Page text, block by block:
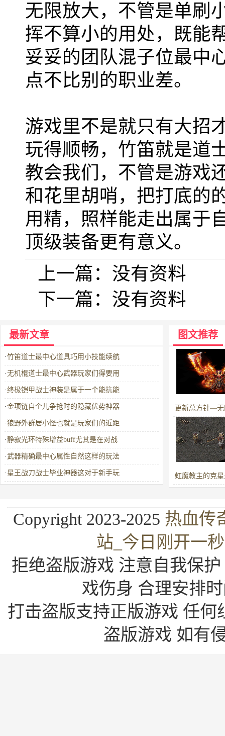
无限放大，不管是单刷
挥不算小的用处，既能
妥妥的团队混子位最中
点不比别的职业差。
游戏里不是就只有大招
玩得顺畅，竹笛就是道
教会我们，不管是游戏
和花里胡哨，把打底的
用精，照样能走出属于
顶级装备更有意义。
上一篇： 没有资料
下一篇： 没有资料
最新文章
·竹笛道士最中心道具巧用小技能续航
·无机棍道士最中心武器玩家们得要用
·终极铠甲战士神装是属于一个能抗能
·金项链自个儿争抢时的隐藏优势神器
·狼野外群居小怪也就是玩家们的近距
·静寂光环特殊增益buff尤其是在对战
·武器精确最中心属性自然这样的玩法
· 星王战刀战士毕业神器这对于新手玩
图文推荐
更新总方针—无
虹魔教主的克
Copyright 2023-2025 热血传
站_今日刚开一
拒绝盗版游戏 注意自我保
戏伤身 合理安排
打击盗版支持正版游戏 任
盗版游戏 如有